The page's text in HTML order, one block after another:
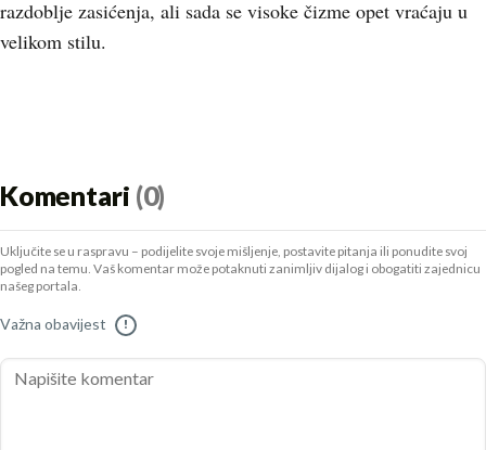
razdoblje zasićenja, ali sada se visoke čizme opet vraćaju u
velikom stilu.
Komentari (0)
Uključite se u raspravu – podijelite svoje mišljenje, postavite pitanja ili ponudite svoj
pogled na temu. Vaš komentar može potaknuti zanimljiv dijalog i obogatiti zajednicu
našeg portala.
Važna obavijest !